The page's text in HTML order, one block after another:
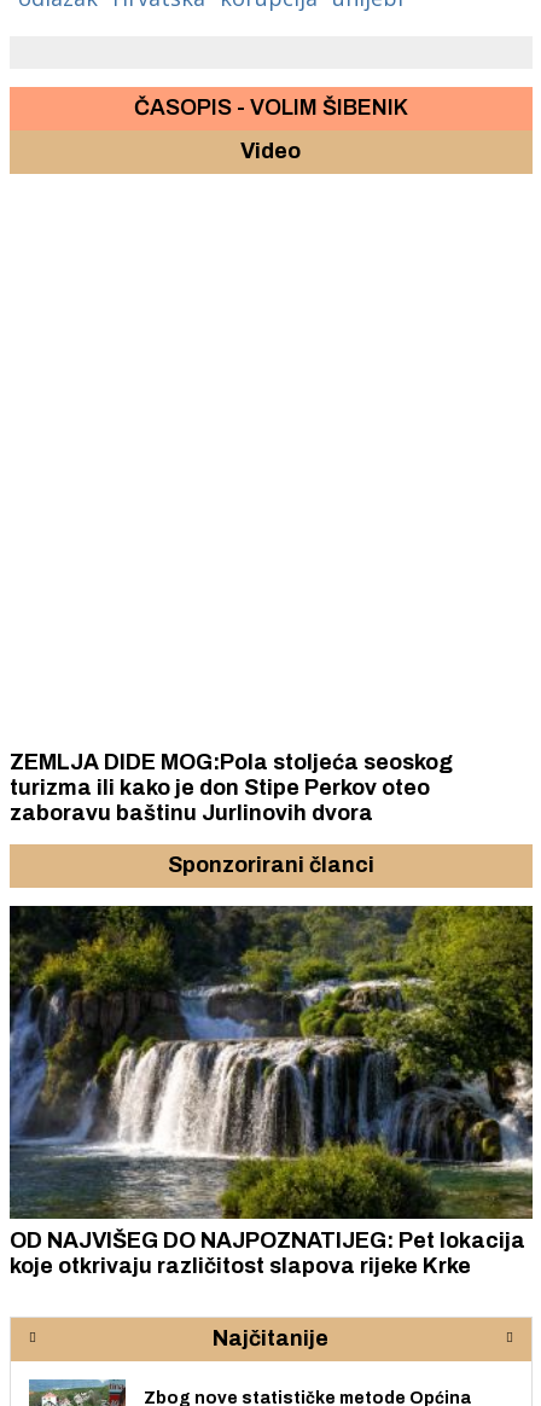
ČASOPIS - VOLIM ŠIBENIK
Video
ZEMLJA DIDE MOG:Pola stoljeća seoskog
turizma ili kako je don Stipe Perkov oteo
zaboravu baštinu Jurlinovih dvora
Sponzorirani članci
OD NAJVIŠEG DO NAJPOZNATIJEG: Pet lokacija
koje otkrivaju različitost slapova rijeke Krke
Najčitanije
Zbog nove statističke metode Općina